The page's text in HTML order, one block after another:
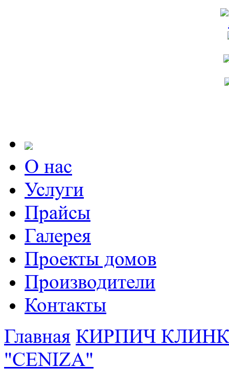
О нас
Услуги
Прайсы
Галерея
Проекты домов
Производители
Контакты
Главная КИРПИЧ
"CENIZA"